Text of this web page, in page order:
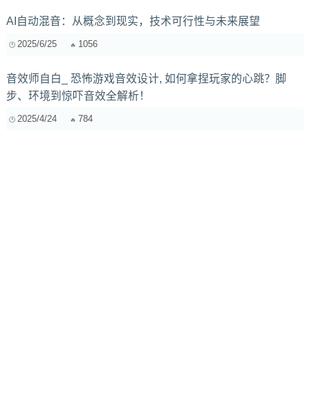
AI自动混音：从概念到现实，技术可行性与未来展望
2025/6/25 1056
音效师自白_ 恐怖游戏音效设计, 如何拿捏玩家的心跳？脚
步、环境到惊吓音效全解析！
2025/4/24 784